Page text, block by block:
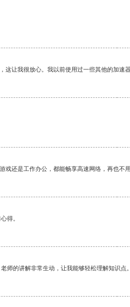
让我很放心。我以前使用过一些其他的加速
还是工作办公，都能畅享高速网络，再也不
得。
师的讲解非常生动，让我能够轻松理解知识点。